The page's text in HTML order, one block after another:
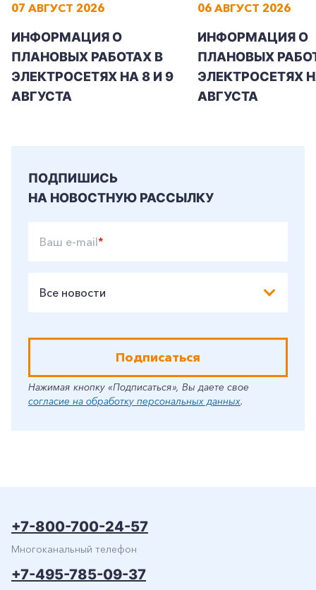
07 АВГУСТ 2026
ИНФОРМАЦИЯ О
ПЛАНОВЫХ РАБОТАХ В
ЭЛЕКТРОСЕТЯХ НА 8 И 9
АВГУСТА
06 АВГУСТ 2026
ИНФОРМАЦИЯ О
ПЛАНОВЫХ
ЭЛЕКТРОСЕТЯХ
АВГУСТА
ПОДПИШИСЬ
НА НОВОСТНУЮ РАССЫЛКУ
Ваш e-mail*
Все новости
Подписаться
Нажимая кнопку «Подписаться», Вы даете свое
согласие на обработку персональных данных.
+7-800-700-24-57
Многоканальный телефон
+7-495-785-09-37